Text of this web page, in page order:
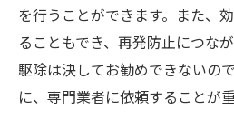
を行うことができます。また、
ることもでき、再発防止につな
駆除は決してお勧めできないの
に、専門業者に依頼することが重